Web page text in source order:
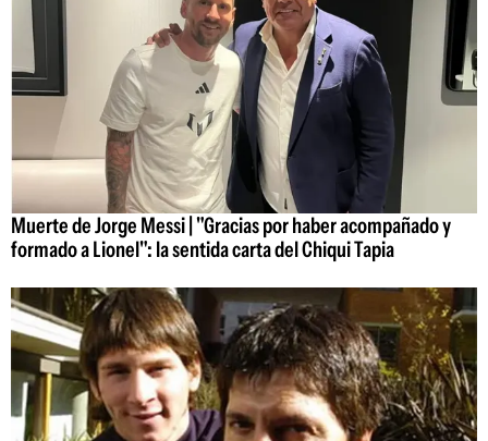
Muerte de Jorge Messi | "Gracias por haber acompañado y
formado a Lionel": la sentida carta del Chiqui Tapia